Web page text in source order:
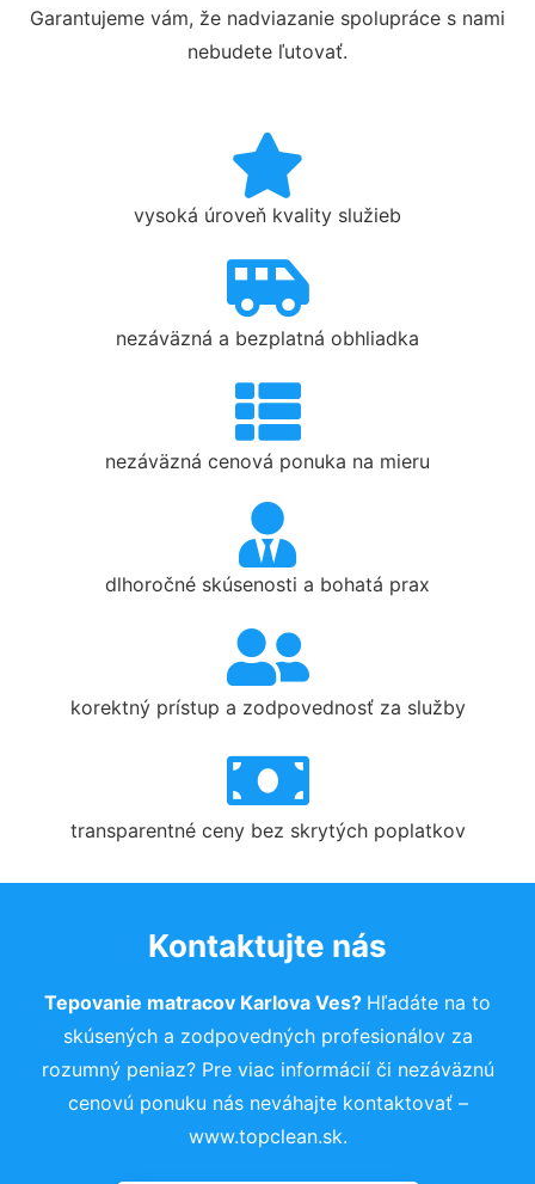
Garantujeme vám, že nadviazanie spolupráce s nami
nebudete ľutovať.
vysoká úroveň kvality služieb
nezáväzná a bezplatná obhliadka
nezáväzná cenová ponuka na mieru
dlhoročné skúsenosti a bohatá prax
korektný prístup a zodpovednosť za služby
transparentné ceny bez skrytých poplatkov
Kontaktujte nás
Tepovanie matracov Karlova Ves? Hľadáte na to
skúsených a zodpovedných profesionálov za
rozumný peniaz? Pre viac informácií či nezáväznú
cenovú ponuku nás neváhajte kontaktovať –
www.topclean.sk.